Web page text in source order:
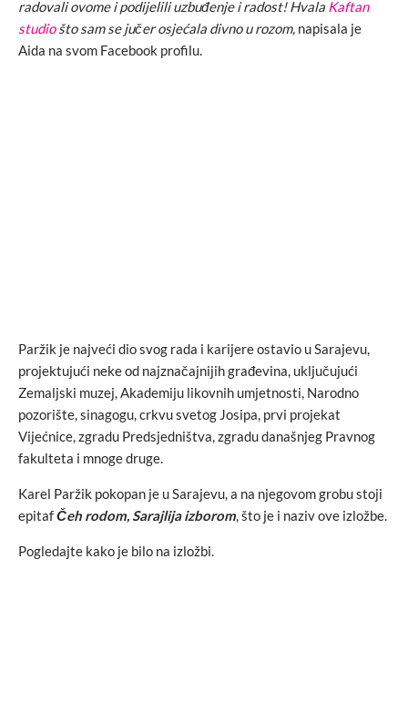
radovali ovome i podijelili uzbuđenje i radost! Hvala Kaftan
studiošto sam se jučer osjećala divno u rozom, napisala je
Aida na svom Facebook profilu.
Paržik je najveći dio svog rada i karijere ostavio u Sarajevu,
projektujući neke od najznačajnijih građevina, uključujući
Zemaljski muzej, Akademiju likovnih umjetnosti, Narodno
pozorište, sinagogu, crkvu svetog Josipa, prvi projekat
Vijećnice, zgradu Predsjedništva, zgradu današnjeg Pravnog
fakulteta i mnoge druge.
Karel Paržik pokopan je u Sarajevu, a na njegovom grobu stoji
epitafČeh rodom, Sarajlija izborom, što je i naziv ove izložbe.
Pogledajte kako je bilo na izložbi.